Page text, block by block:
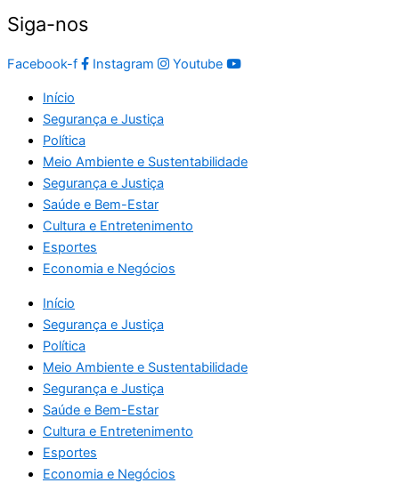
Siga-nos
Facebook-f Instagram Youtube
Início
Segurança e Justiça
Política
Meio Ambiente e Sustentabilidade
Segurança e Justiça
Saúde e Bem-Estar
Cultura e Entretenimento
Esportes
Economia e Negócios
Início
Segurança e Justiça
Política
Meio Ambiente e Sustentabilidade
Segurança e Justiça
Saúde e Bem-Estar
Cultura e Entretenimento
Esportes
Economia e Negócios